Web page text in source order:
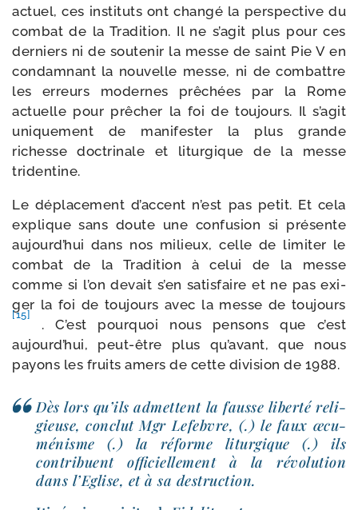
actuel, ces ins­ti­tuts ont chan­gé la pers­pec­tive du
com­bat de la Tradition. Il ne s’a­git plus pour ces
der­niers ni de sou­te­nir la messe de saint Pie V en
condam­nant la nou­velle messe, ni de com­battre
les erreurs modernes prê­chées par la Rome
actuelle pour prê­cher la foi de tou­jours. Il s’a­git
uni­que­ment de mani­fes­ter la plus grande
richesse doc­tri­nale et litur­gique de la messe
tridentine.
Le dépla­ce­ment d’ac­cent n’est pas petit. Et cela
explique sans doute une confu­sion si pré­sente
aujourd’­hui dans nos milieux, celle de limi­ter le
com­bat de la Tradition à celui de la messe
comme si l’on devait s’en satis­faire et ne pas exi­
ger la foi de tou­jours avec la messe de tou­jours
[15]
. C’est pour­quoi nous pen­sons que c’est
aujourd’­hui, peut-​être plus qu’a­vant, que nous
payons les fruits amers de cette divi­sion de 1988.
Dès lors qu’ils admettent la fausse liber­té reli­
gieuse, conclut Mgr Lefebvre, (.) le faux œcu­
mé­nisme (.) la réforme litur­gique (.) ils
contri­buent offi­ciel­le­ment à la révo­lu­tion
dans l’Eglise, et à sa destruction.